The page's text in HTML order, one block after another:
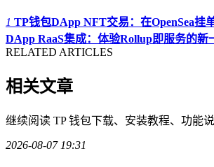
1 TP钱包DApp NFT交易：在OpenSea挂
DApp RaaS集成：体验Rollup即服务的新
RELATED ARTICLES
相关文章
继续阅读 TP 钱包下载、安装教程、功能
2026-08-07 19:31